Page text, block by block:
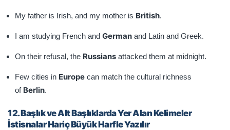
My father is Irish, and my mother is British.
I am studying French and German and Latin and Greek.
On their refusal, the Russians attacked them at midnight.
Few cities in Europe can match the cultural richness
of Berlin.
12. Başlık ve Alt Başlıklarda Yer Alan Kelimeler
İstisnalar Hariç Büyük Harfle Yazılır